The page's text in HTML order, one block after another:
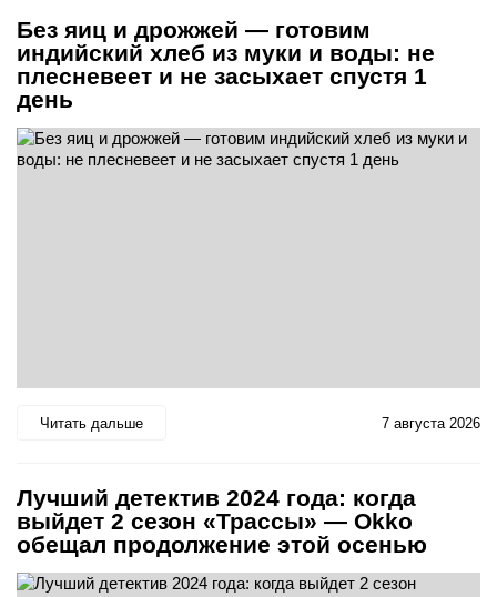
Без яиц и дрожжей — готовим
индийский хлеб из муки и воды: не
плесневеет и не засыхает спустя 1
день
Читать дальше 7 августа 2026
Лучший детектив 2024 года: когда
выйдет 2 сезон «Трассы» — Okko
обещал продолжение этой осенью